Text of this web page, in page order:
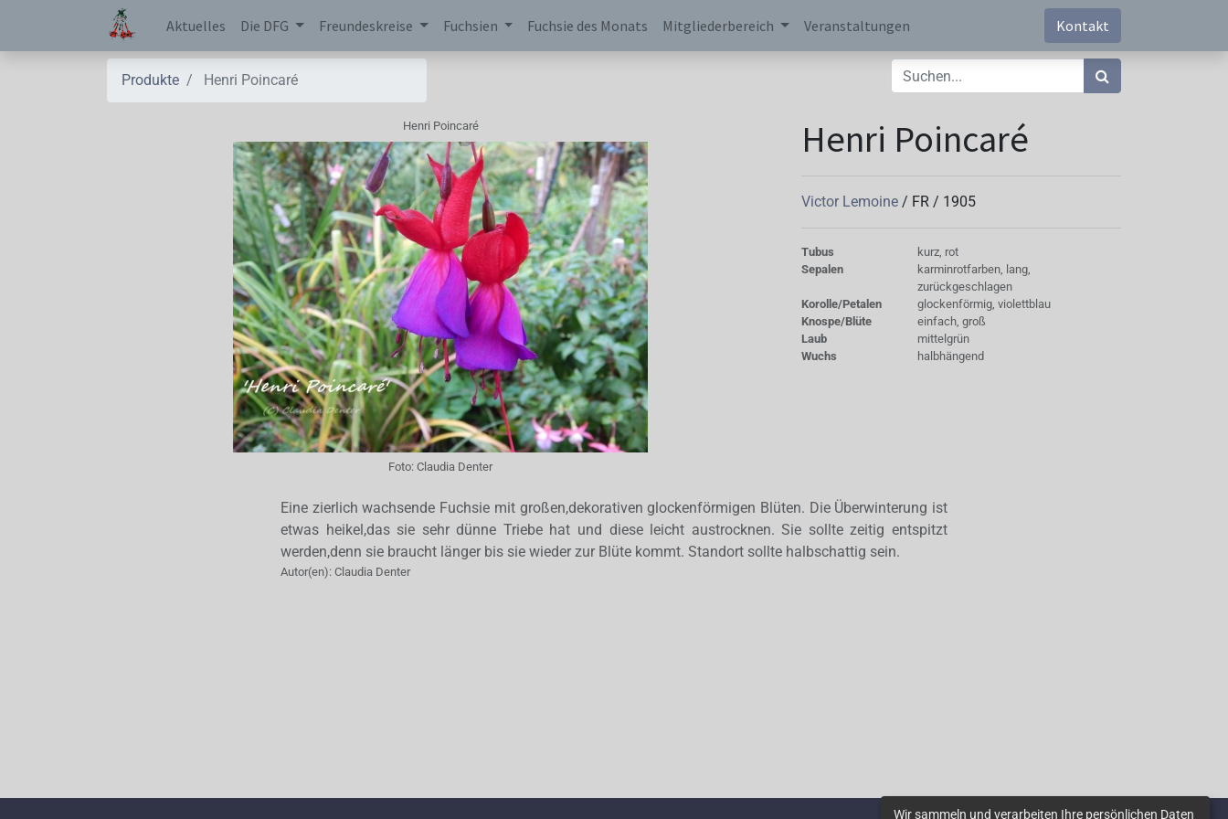
Aktuelles Die DFG Freundeskreise Fuchsien Fuchsie des Monats Mitgliederbereich Veranstaltungen Kontakt
Produkte Henri Poincaré
Henri Poincaré
Foto: Claudia Denter
Henri Poincaré
Victor Lemoine / FR / 1905
Tubus
kurz, rot
Sepalen
karminrotfarben, lang,
zurückgeschlagen
Korolle/Petalen
glockenförmig, violettblau
Knospe/Blüte
einfach, groß
Laub
mittelgrün
Wuchs
halbhängend
Eine zierlich wachsende Fuchsie mit großen,dekorativen glockenförmigen Blüten. Die Überwinterung ist
etwas heikel,das sie sehr dünne Triebe hat und diese leicht austrocknen. Sie sollte zeitig entspitzt
werden,denn sie braucht länger bis sie wieder zur Blüte kommt. Standort sollte halbschattig sein.
Autor(en): Claudia Denter
Wir sammeln und verarbeiten Ihre persönlichen Daten